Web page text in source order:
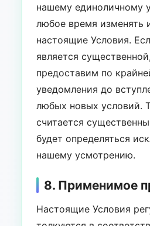
нашему единоличному
любое время изменять
настоящие Условия.
является
предоставим по
уведомления до
любых новых условий.
считается
будет определяться
нашему усмотрению.
8. Применимое
Настоящие Условия